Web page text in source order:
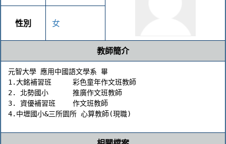
性別 女
教師簡介
元智大學 應用中國語文學系 畢
1.大銘補習班	彩色童年作文班教師
2. 北勢國小	推廣作文班教師
3. 資優補習班	作文班教師